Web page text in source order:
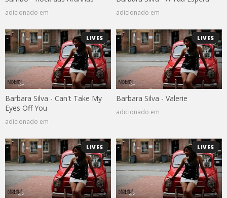
adicionado em adicionado em
LIVES
Barbara Silva - Can't Take My
Eyes Off You
adicionado em
LIVES
Barbara Silva - Valerie
adicionado em
LIVES LIVES